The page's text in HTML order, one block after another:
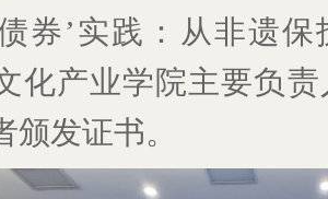
券’实践：从非遗
化产业学院主要负
颁发证书。